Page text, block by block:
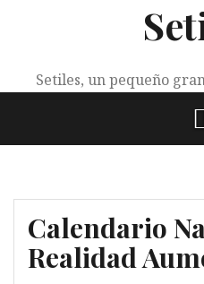
Setiles, un pequeño
Calendario
Realidad